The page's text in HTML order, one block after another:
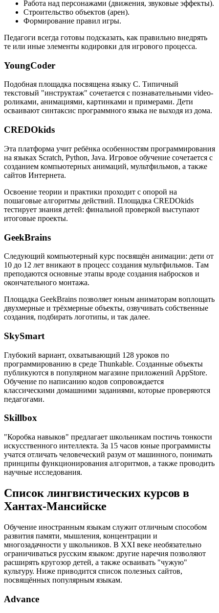
Работа над персонажами (движения, звуковые эффекты).
Строительство объектов (арен).
Формирование правил игры.
Педагоги всегда готовы подсказать, как правильно внедрять
те или иные элементы кодировки для игрового процесса.
YoungCoder
Подобная площадка посвящена языку C. Типичный
текстовый "инструктаж" сочетается с познавательными video-
роликами, анимациями, картинками и примерами. Дети
осваивают синтаксис программного языка не выходя из дома.
CREDOkids
Эта платформа учит ребёнка особенностям программирования
на языках Scratch, Python, Java. Игровое обучение сочетается с
созданием компьютерных анимаций, мультфильмов, а также
сайтов Интернета.
Освоение теории и практики проходит с опорой на
пошаговые алгоритмы действий. Площадка CREDOkids
тестирует знания детей: финальной проверкой выступают
итоговые проекты.
GeekBrains
Следующий компьютерный курс посвящён анимации: дети от
10 до 12 лет вникают в процесс создания мультфильмов. Там
преподаются основные этапы вроде создания набросков и
окончательного монтажа.
Площадка GeekBrains позволяет юным аниматорам воплощать
двухмерные и трёхмерные объекты, озвучивать собственные
создания, подбирать логотипы, и так далее.
SkySmart
Глубокий вариант, охватывающий 128 уроков по
программированию в среде Thunkable. Созданные объекты
публикуются в популярном магазине приложений AppStore.
Обучение по написанию кодов сопровождается
классическими домашними заданиями, которые проверяются
педагогами.
Skillbox
"Коробка навыков" предлагает школьникам постичь тонкости
искусственного интеллекта. За 15 часов юные программисты
учатся отличать человеческий разум от машинного, понимать
принципы функционирования алгоритмов, а также проводить
научные исследования.
Список лингвистических курсов в
Хантах-Мансийске
Обучение иностранным языкам служит отличным способом
развития памяти, мышления, концентрации и
многозадачности у школьников. В XXI веке необязательно
ограничиваться русским языком: другие наречия позволяют
расширять кругозор детей, а также осваивать "чужую"
культуру. Ниже приводится список полезных сайтов,
посвящённых популярным языкам.
Advance